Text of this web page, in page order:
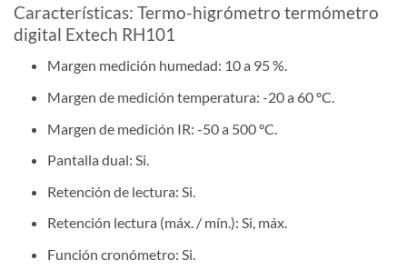
Características: Termo-higrómetro termómetro
digital Extech RH101
Margen medición humedad: 10 a 95 %.
Margen de medición temperatura: -20 a 60 ºC.
Margen de medición IR: -50 a 500 ºC.
Pantalla dual: Si.
Retención de lectura: Si.
Retención lectura (máx. / mín.): Si, máx.
Función cronómetro: Si.